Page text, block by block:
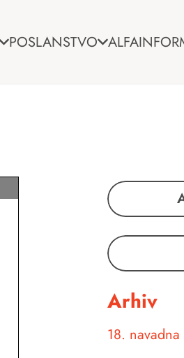
POSLANSTVO ALFA
Arhiv
18.